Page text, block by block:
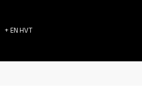
+ EN HVT